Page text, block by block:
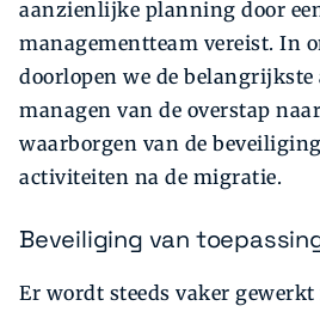
aanzienlijke planning door
managementteam vereist. In
doorlopen we de belangrijkste
managen van de overstap
waarborgen van de
activiteiten na de migratie.
Beveiliging van
Er wordt steeds vaker